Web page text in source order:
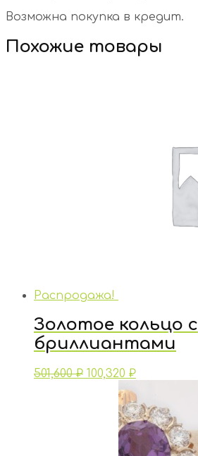
Возможна покупка в кредит.
Похожие товары
Распродажа!
Золотое кольцо с
бриллиантами
501,600₽ 100,320 ₽